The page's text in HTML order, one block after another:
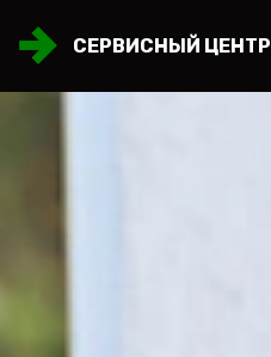
СЕРВИСНЫЙ ЦЕНТР